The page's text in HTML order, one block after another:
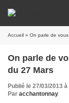
Accueil » On parle de
On parle de
du 27 Mars
Publié le 27/03/2013 à
Par acchantonnay